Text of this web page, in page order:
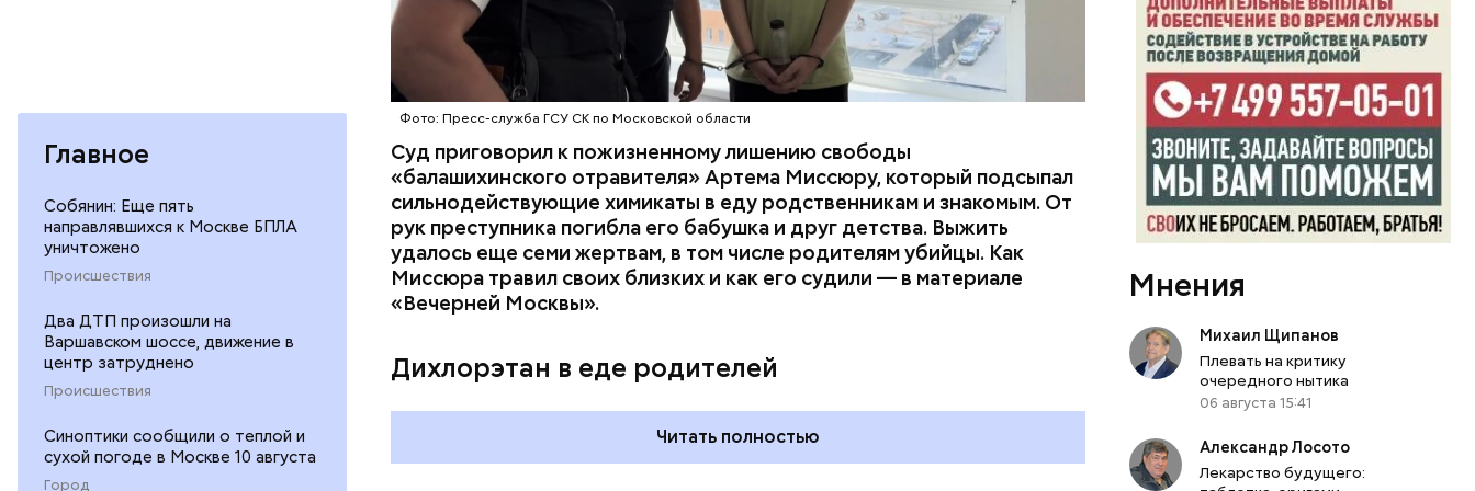
Главное
Собянин: Еще пять
направлявшихся к Москве БПЛА
уничтожено
Происшествия
Два ДТП произошли на
Варшавском шоссе, движение в
центр затруднено
Происшествия
Синоптики сообщили о теплой и
сухой погоде в Москве 10 августа
Город
Фото: Пресс-служба ГСУ СК по Московской области
Суд приговорил к пожизненному лишению свободы
«балашихинского отравителя» Артема Миссюру, который подсыпал
сильнодействующие химикаты в еду родственникам и знакомым. От
рук преступника погибла его бабушка и друг детства. Выжить
удалось еще семи жертвам, в том числе родителям убийцы. Как
Миссюра травил своих близких и как его судили — в материале
«Вечерней Москвы».
Дихлорэтан в еде родителей
Читать полностью
По данному факту СК возбудилуголовное делопо двум статьям:
«Убийство» и «Незаконный оборот оружия». Расследование
уголовного делавзял на контроль Мнения
Михаил Щипанов
Плевать на критику
очередного нытика
06 августа 15:41
Александр Лосото
Лекарство будущего: